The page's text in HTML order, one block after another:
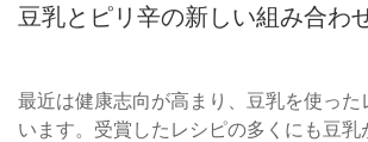
豆乳とピリ辛の新しい組み合わ
最近は健康志向が高まり、豆乳を使った
います。受賞したレシピの多くにも豆乳